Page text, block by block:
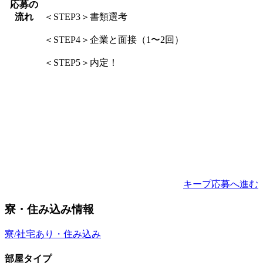
応募の
流れ
＜STEP3＞書類選考
＜STEP4＞企業と面接（1〜2回）
＜STEP5＞内定！
キープ応募へ進む
寮・住み込み情報
寮/社宅あり・住み込み
部屋タイプ